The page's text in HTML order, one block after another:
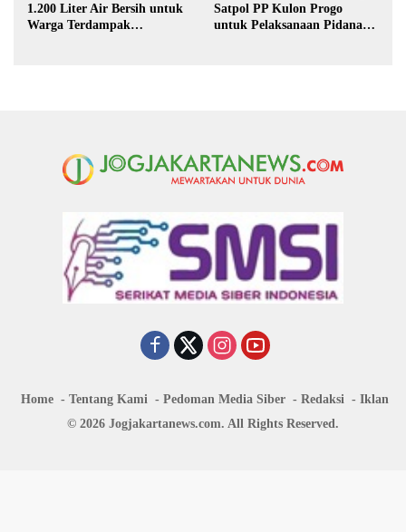
1.200 Liter Air Bersih untuk
Warga Terdampak
Satpol PP Kulon Progo
untuk Pelaksanaan Pidana
Home Tentang Kami Pedoman Media Siber Redaksi
Iklan
© 2026 Jogjakartanews.com. All Rights Reserved.